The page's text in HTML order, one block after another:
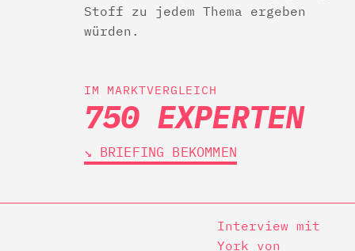
Stoff zu jedem Thema ergeben
würden.
IM MARKTVERGLEICH
750 EXPERTEN
↘︎ BRIEFING BEKOMMEN
Interview mit
York von